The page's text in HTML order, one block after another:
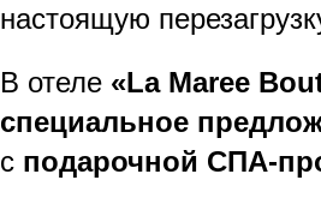
настоящую
В отеле «La Maree
специальное
с подарочной СПА-